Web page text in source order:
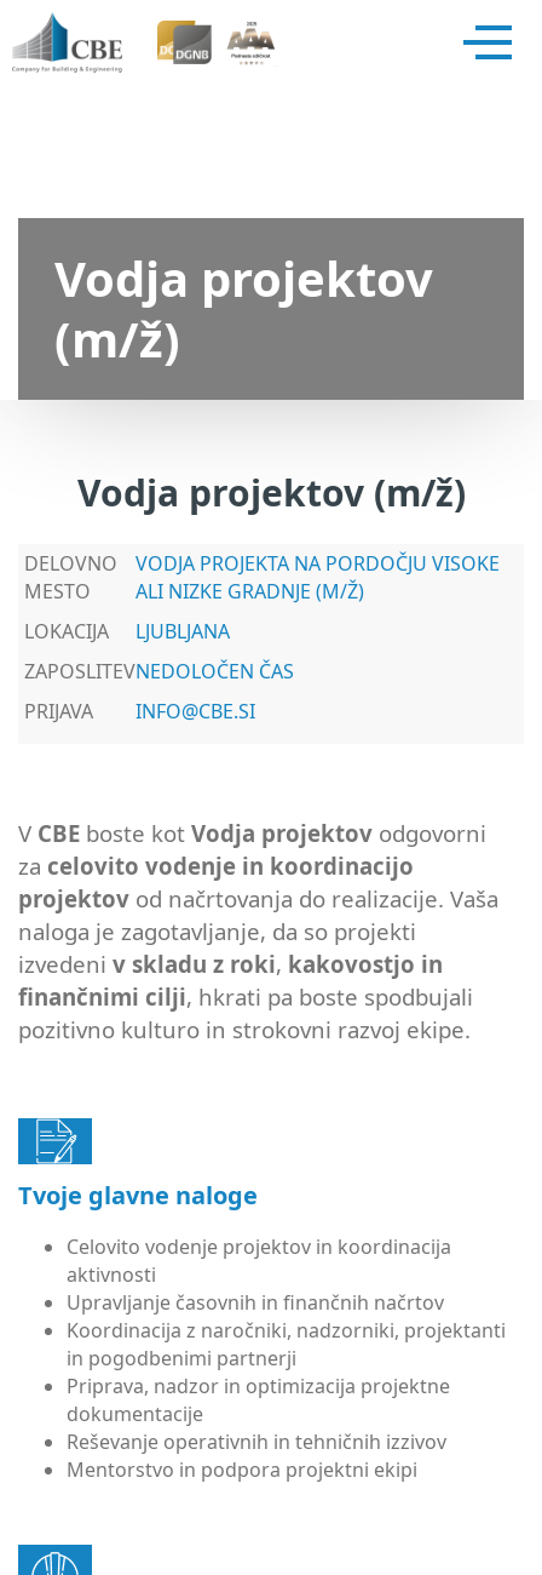
Vodja projektov
(m/ž)
Vodja projektov (m/ž)
DELOVNO
MESTO
LOKACIJA
ZAPOSLITEV
PRIJAVA
VODJA PROJEKTA NA PORDOČJU VISOKE
ALI NIZKE GRADNJE (M/Ž)
LJUBLJANA
NEDOLOČEN ČAS
INFO@CBE.SI
V CBE boste kot Vodja projektov odgovorni
za celovito vodenje in koordinacijo
projektov od načrtovanja do realizacije. Vaša
naloga je zagotavljanje, da so projekti
izvedeni v skladu z roki, kakovostjo in
finančnimi cilji, hkrati pa boste spodbujali
pozitivno kulturo in strokovni razvoj ekipe.
Tvoje glavne naloge
Celovito vodenje projektov in koordinacija
aktivnosti
Upravljanje časovnih in finančnih načrtov
Koordinacija z naročniki, nadzorniki, projektanti
in pogodbenimi partnerji
Priprava, nadzor in optimizacija projektne
dokumentacije
Reševanje operativnih in tehničnih izzivov
Mentorstvo in podpora projektni ekipi